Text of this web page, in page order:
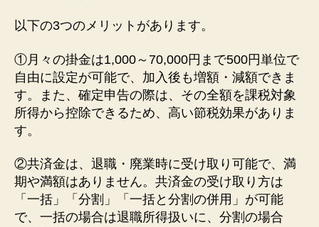
以下の3つのメリットがあります。
①月々の掛金は1,000～70,000円まで500円単位で
自由に設定が可能で、加入後も増額・減額できま
す。また、確定申告の際は、その全額を課税対象
所得から控除できるため、高い節税効果がありま
す。
②共済金は、退職・廃業時に受け取り可能で、満
期や満額はありません。共済金の受け取り方は
「一括」「分割」「一括と分割の併用」が可能
で、一括の場合は退職所得扱いに、分割の場合